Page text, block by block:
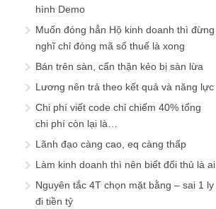
hình Demo
Muốn đóng hẳn Hộ kinh doanh thì đừng
nghĩ chỉ đóng mã số thuế là xong
Bán trên sàn, cẩn thận kẻo bị sàn lừa
Lương nên trả theo kết quả và năng lực
Chi phí viết code chỉ chiếm 40% tổng
chi phí còn lại là…
Lãnh đạo càng cao, eq càng thấp
Làm kinh doanh thì nên biết đối thủ là ai
Nguyên tắc 4T chọn mặt bằng – sai 1 ly
đi tiền tỷ